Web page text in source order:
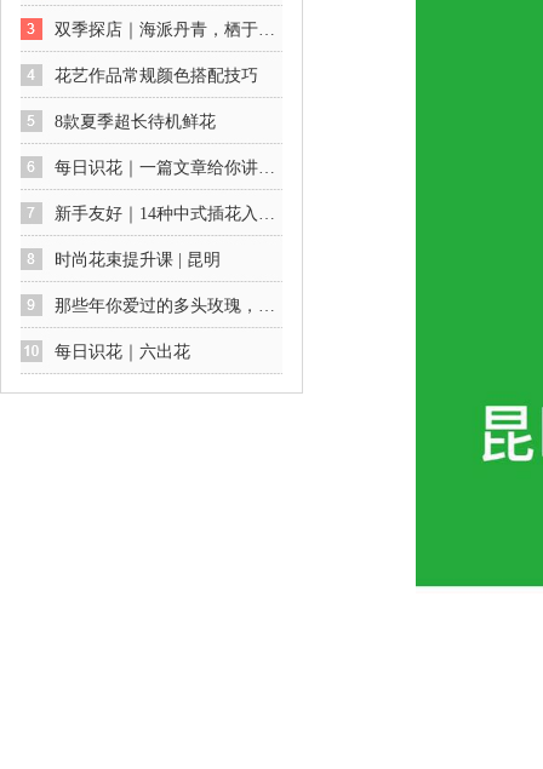
双季探店｜海派丹青，栖于花间：一场不期而遇的艺术展
花艺作品常规颜色搭配技巧
8款夏季超长待机鲜花
每日识花｜一篇文章给你讲透绣球花及养护方法
新手友好｜14种中式插花入门公式
时尚花束提升课 | 昆明
那些年你爱过的多头玫瑰，你最爱哪一款
每日识花｜六出花